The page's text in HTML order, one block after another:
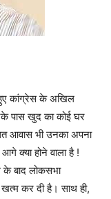
हुए कांग्रेस के अखिल
पास खुद का कोई घर
आवास भी उनका अपना
क्या होने वाला है !
के बाद लोकसभा
कर दी है। साथ ही,